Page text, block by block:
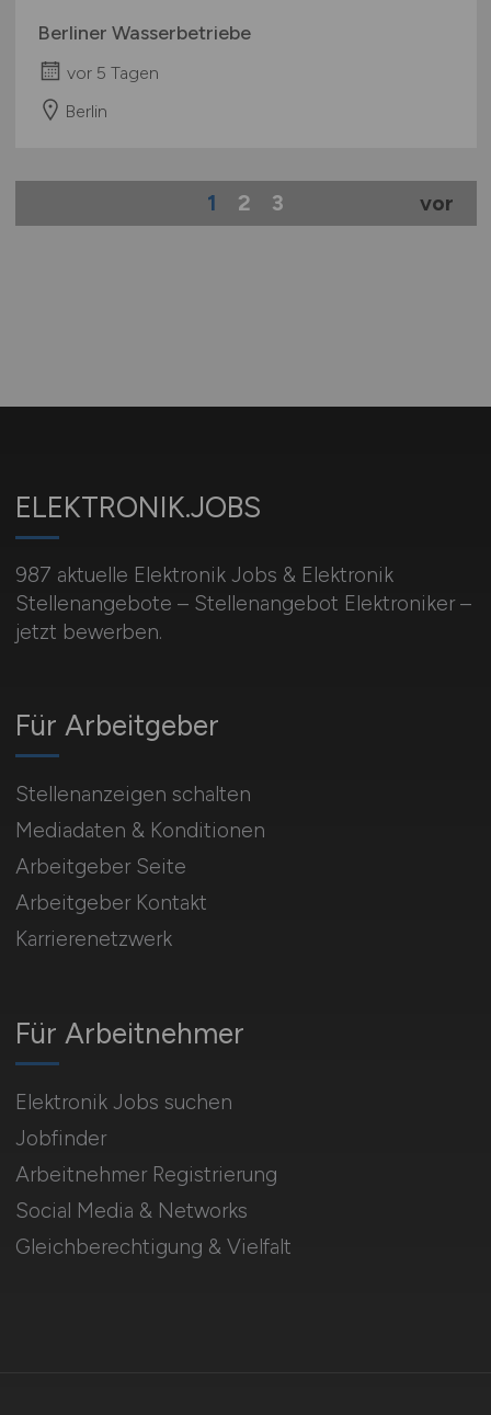
Berliner Wasserbetriebe
vor 5 Tagen
Berlin
1 2 3 vor
ELEKTRONIK.JOBS
987 aktuelle Elektronik Jobs & Elektronik
Stellenangebote – Stellenangebot Elektroniker –
jetzt bewerben.
Für Arbeitnehmer
Elektronik Jobs suchen
Jobfinder
Arbeitnehmer Registrierung
Social Media & Networks
Gleichberechtigung & Vielfalt
Für Arbeitgeber
Stellenanzeigen schalten
Mediadaten & Konditionen
Arbeitgeber Seite
Arbeitgeber Kontakt
Karrierenetzwerk